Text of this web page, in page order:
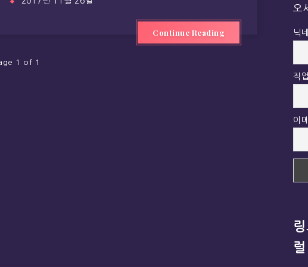
Continue Reading
1 of 1
오
닉
직
이